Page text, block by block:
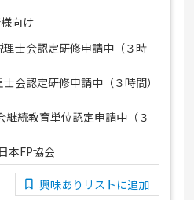
向け
理士会認定研修申請中（３時
会認定研修申請中（３時間）
継続教育単位認定申請中（３
本FP協会
興味ありリストに追加